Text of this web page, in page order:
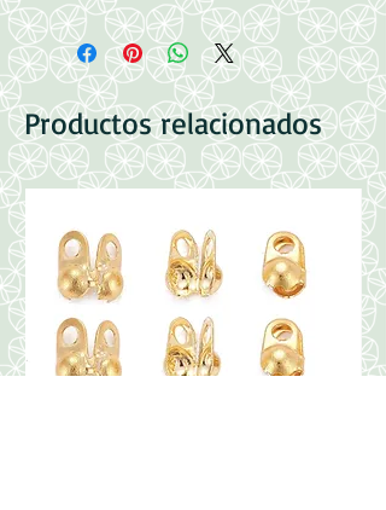
Acero Inoxidable 304
Color Dorado
Medidas: 5x2x0.3mm
Productos relacionados